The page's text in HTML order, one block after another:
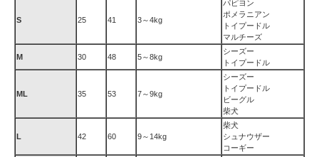
S 25 41 3～4kg
パピヨン
ポメラニアン
トイプードル
マルチーズ
M 30 48 5～8kg
シーズー
トイプードル
ML 35 53 7～9kg
シーズー
トイプードル
ビーグル
柴犬
L 42 60 9～14kg
柴犬
シュナウザー
コーギー